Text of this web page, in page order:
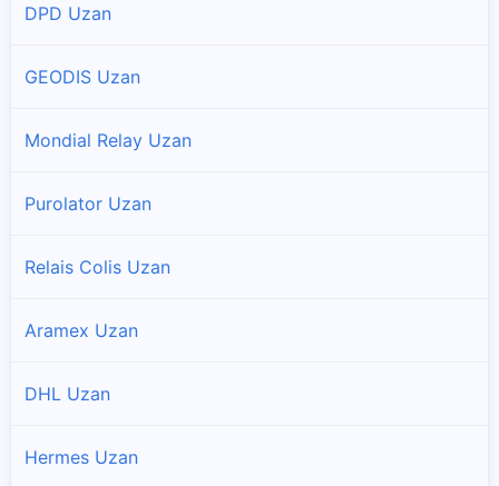
DPD Uzan
GEODIS Uzan
Mondial Relay Uzan
Purolator Uzan
Relais Colis Uzan
Aramex Uzan
DHL Uzan
Hermes Uzan